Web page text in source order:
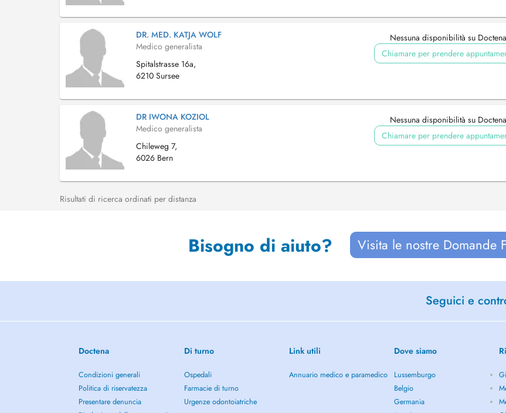
DR. MED. KATJA WOLF
Medico generalista
Spitalstrasse 16a,
6210 Sursee
Nessuna disponibilità su Doctena
Chiamare per prendere
DR IWONA KOZIOL
Medico generalista
Chileweg 7,
6026 Bern
Nessuna disponibilità su Doctena
Chiamare per prendere
Risultati di ricerca ordinati per distanza
Bisogno di aiuto? Visita le nostre Domande
Seguici e
Doctena
Condizioni generali
Politica di riservatezza
Presentare denuncia
Di turno
Ospedali
Farmacie di turno
Urgenze odontoiatriche
Link utili
Annuario medico e paramedico
Dove siamo
Lussemburgo
Belgio
Germania